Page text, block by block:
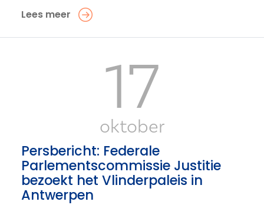
Lees meer
17
oktober
Persbericht: Federale
Parlementscommissie Justitie
bezoekt het Vlinderpaleis in
Antwerpen